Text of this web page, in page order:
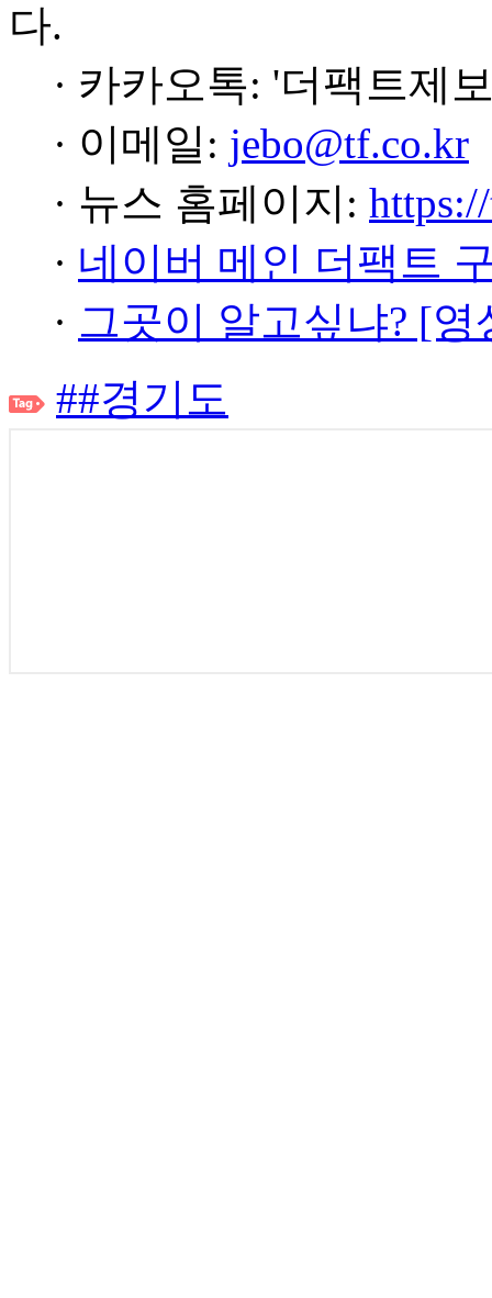
다.
· 카카오톡: '더팩트제
· 이메일: jebo@tf.co.kr
· 뉴스 홈페이지:
· 네이버 메인 더팩트
· 그곳이 알고싶냐? [
##경기도